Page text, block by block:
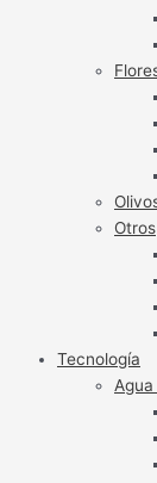
Otros
Tecnología